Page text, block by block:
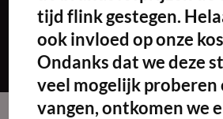
FILTERS TOEPASSEN
tijd flink gestegen.
ook invloed op onze
Ondanks dat we deze
veel mogelijk proberen
vangen, ontkomen we